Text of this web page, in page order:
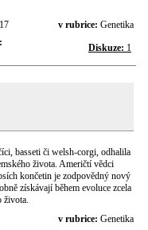
v rubrice: Genetika
Diskuze: 1
basseti či welsh-corgi, odhalila
života. Američtí vědci
končetin je zodpovědný nový
získávají během evoluce zcela
života.
v rubrice: Genetika